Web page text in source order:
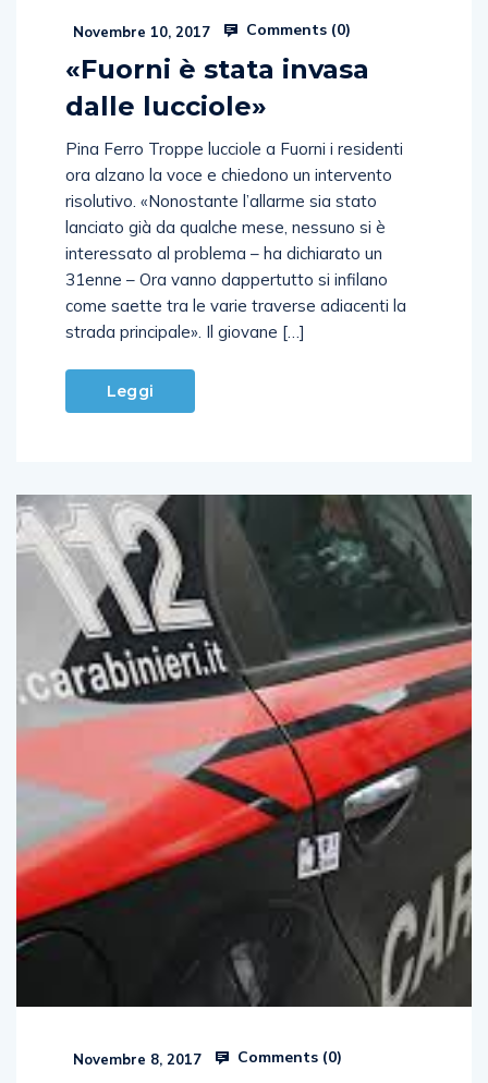
Novembre 10, 2017 Comments (0)
«Fuorni è stata invasa
dalle lucciole»
Pina Ferro Troppe lucciole a Fuorni i residenti
ora alzano la voce e chiedono un intervento
risolutivo. «Nonostante l’allarme sia stato
lanciato già da qualche mese, nessuno si è
interessato al problema – ha dichiarato un
31enne – Ora vanno dappertutto si infilano
come saette tra le varie traverse adiacenti la
strada principale». Il giovane […]
Leggi
Novembre 8, 2017 Comments (0)